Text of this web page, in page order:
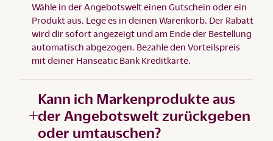
Wähle in der Angebotswelteinen Gutschein oder ein
Produkt aus. Lege es in deinen Warenkorb. Der Rabatt
wird dir sofort angezeigt und am Ende der Bestellung
automatisch abgezogen. Bezahle den Vorteilspreis
mit deiner Hanseatic Bank Kreditkarte.
Kann ich Markenprodukte aus
der Angebotswelt zurückgeben
oder umtauschen?